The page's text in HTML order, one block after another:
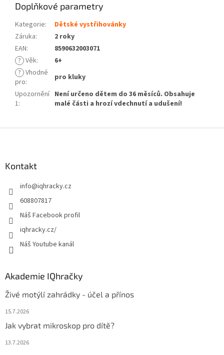
Doplňkové parametry
Kategorie:
Dětské vystřihovánky
Záruka:
2 roky
EAN:
8590632003071
? Věk:
6+
? Vhodné
pro:
pro kluky
Upozornění
1:
Není určeno dětem do 36 měsíců. Obsahuje
malé části a hrozí vdechnutí a udušení!
Kontakt
info@iqhracky.cz
608807817
Náš Facebook profil
iqhracky.cz/
Náš Youtube kanál
Akademie IQhračky
Živé motýlí zahrádky - účel a přínos
15.7.2026
Jak vybrat mikroskop pro dítě?
13.7.2026